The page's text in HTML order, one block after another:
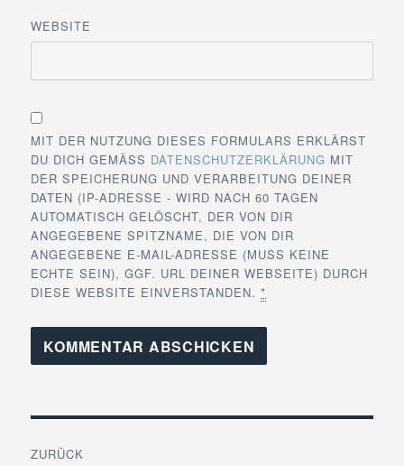
WEBSITE
MIT DER NUTZUNG DIESES FORMULARS ERKLÄRST
DU DICH GEMÄSS DATENSCHUTZERKLÄRUNG MIT
DER SPEICHERUNG UND VERARBEITUNG DEINER
DATEN (IP-ADRESSE - WIRD NACH 60 TAGEN
AUTOMATISCH GELÖSCHT, DER VON DIR
ANGEGEBENE SPITZNAME, DIE VON DIR
ANGEGEBENE E-MAIL-ADRESSE (MUSS KEINE
ECHTE SEIN), GGF. URL DEINER WEBSEITE) DURCH
DIESE WEBSITE EINVERSTANDEN.*
ZURÜCK